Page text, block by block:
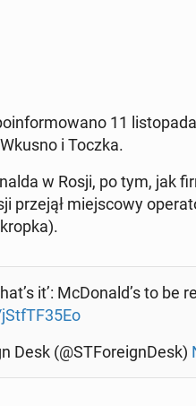
11
i Toczka.
w Rosji, po tym, jak
przejął miej­sco­wy
it’: McDo­nald’s to be
Desk (@STFo­re­ign­Desk)